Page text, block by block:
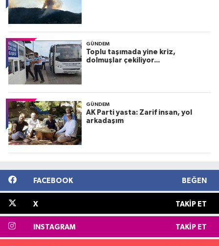
GÜNDEM
Toplu taşımada yine kriz,
dolmuşlar çekiliyor...
GÜNDEM
AK Parti yasta: Zarif insan, yol
arkadaşım
FACEBOOK BEĞEN
X TAKIP ET
INSTAGRAM TAKIP ET